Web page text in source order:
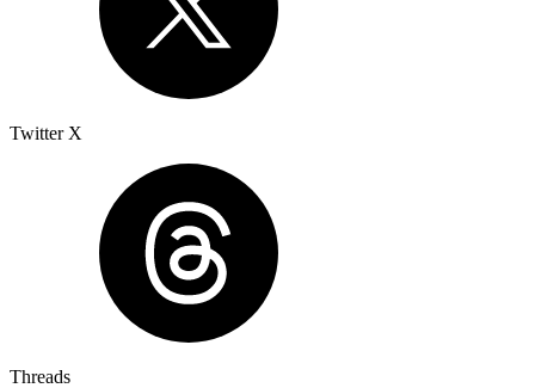
Twitter X
Threads